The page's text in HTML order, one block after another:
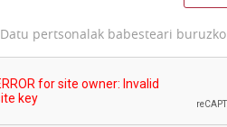
Datu pertsonalak babesteari buruzko